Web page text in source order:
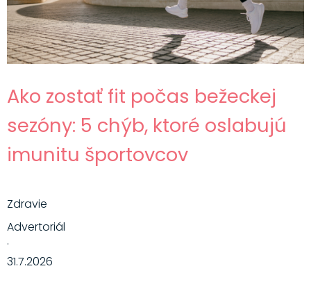
Ako zostať fit počas bežeckej
sezóny: 5 chýb, ktoré oslabujú
imunitu športovcov
Zdravie
Advertoriál
·
31.7.2026